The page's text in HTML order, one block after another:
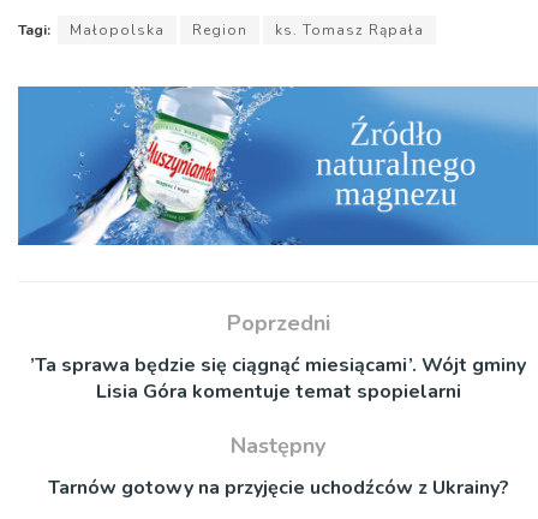
Tagi: Małopolska Region ks. Tomasz Rąpała
Poprzedni
’Ta sprawa będzie się ciągnąć miesiącami’. Wójt gminy
Lisia Góra komentuje temat spopielarni
Następny
Tarnów gotowy na przyjęcie uchodźców z Ukrainy?